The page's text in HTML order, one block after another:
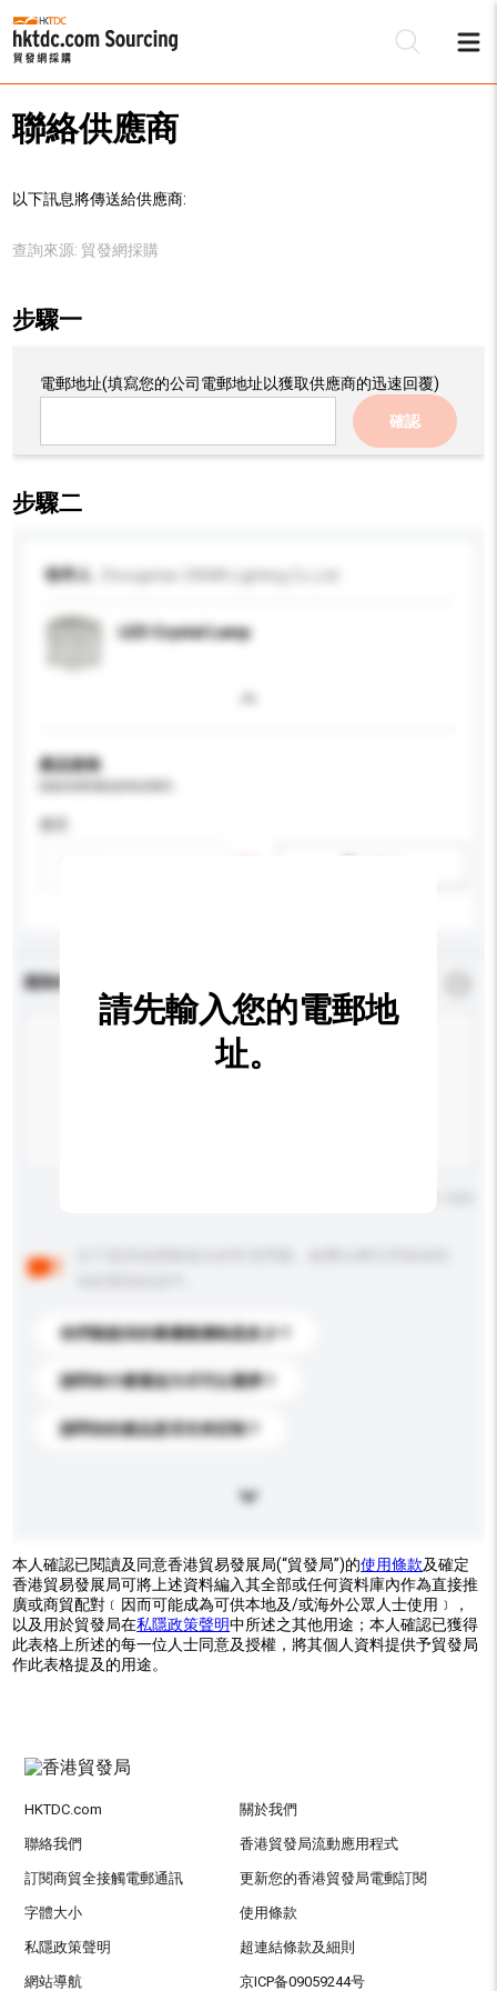
聯絡供應商
以下訊息將傳送給供應商:
查詢來源: 貿發網採購
步驟一
電郵地址(填寫您的公司電郵地址以獲取供應商的迅速回覆)
確認
步驟二
收件人
LED Crystal Lamp
產品規格
查詢內容
你們能提供的最優惠價格是多少？
請問有什麼運送方式可以選擇？
請問你的產品是否支持定制？
請先輸入您的電郵地
址。
本人確認已閱讀及同意香港貿易發展局(“貿發局”)的使用條款及確定
香港貿易發展局可將上述資料編入其全部或任何資料庫內作為直接推
廣或商貿配對﹝因而可能成為可供本地及/或海外公眾人士使用﹞，
以及用於貿發局在私隱政策聲明中所述之其他用途；本人確認已獲得
此表格上所述的每一位人士同意及授權，將其個人資料提供予貿發局
作此表格提及的用途。
HKTDC.com 關於我們
聯絡我們 香港貿發局流動應用程式
訂閱商貿全接觸電郵通訊 更新您的香港貿發局電郵訂閱
字體大小 使用條款
私隱政策聲明 超連結條款及細則
網站導航 京ICP备09059244号